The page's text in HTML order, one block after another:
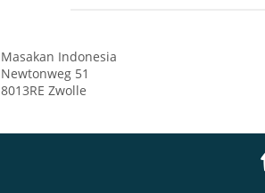
Masakan Indonesia
Newtonweg 51
8013RE Zwolle